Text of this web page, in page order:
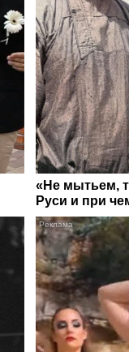
«Не мытьем,
Руси и при